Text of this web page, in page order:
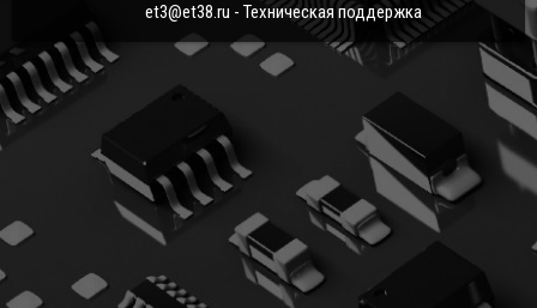
et3@et38.ru - Техническая поддержка